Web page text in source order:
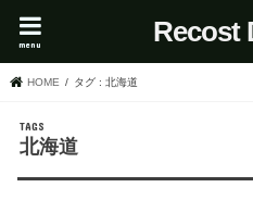
Recost
menu
HOME タグ : 北海道
北海道